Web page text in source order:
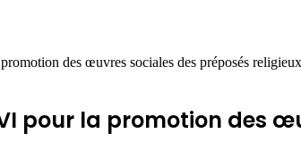
des œuvres sociales des préposés religieux
pour la promotion des